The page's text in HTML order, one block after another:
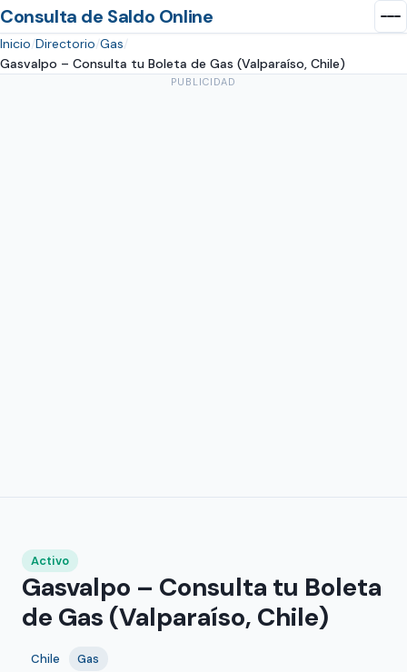
Consulta de Saldo Online
Inicio Directorio Gas
Gasvalpo – Consulta tu Boleta de Gas (Valparaíso, Chile)
PUBLICIDAD
Activo
Gasvalpo – Consulta tu Boleta
de Gas (Valparaíso, Chile)
Chile Gas